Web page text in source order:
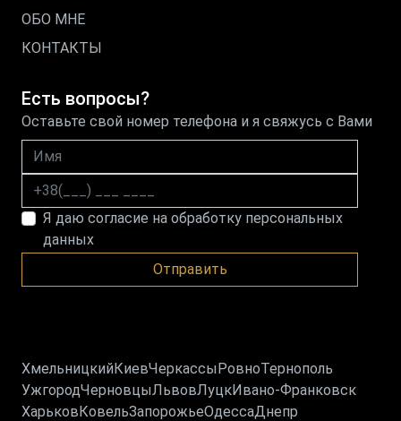
ОБО МНЕ
КОНТАКТЫ
Есть вопросы?
Оставьте свой номер телефона и я свяжусь с Вами
Имя
Номер телефона
Я даю согласие на обработку персональных
данных
Отправить
ХмельницкийКиевЧеркассыРовноТернополь
УжгородЧерновцыЛьвовЛуцкИвано-Франковск
ХарьковКовельЗапорожьеОдессаДнепр